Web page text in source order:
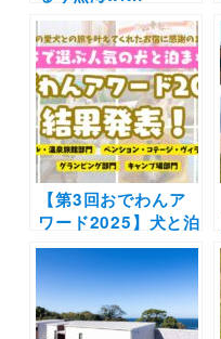
DOGS」に愛犬と泊
まってきたよ！露天
風呂付きお部屋やル
ーフトップドッグラ
ンを大満喫
【第3回おでわんア
ワード2025】犬と泊
まれる人気の宿ラン
キング結果発表（4
部門別）〜飼い主さ
んからの推薦コメン